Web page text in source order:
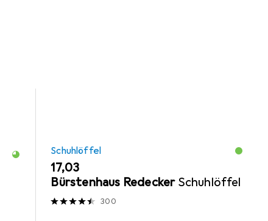
Schuhlöffel
EUR
17,03
Bürstenhaus Redecker Schuhlöffel
300